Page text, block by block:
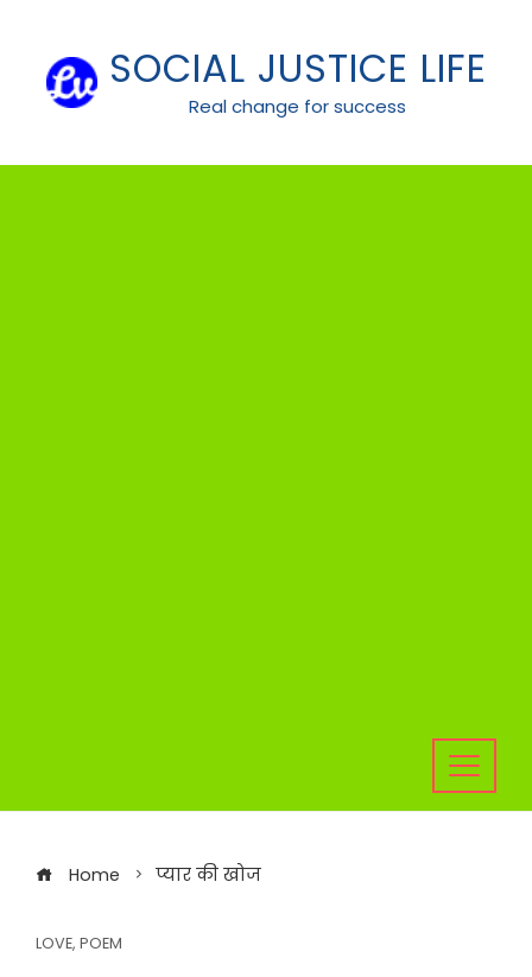
content
SOCIAL JUSTICE LIFE
Real change for success
Home प्यार की खोज
LOVE, POEM